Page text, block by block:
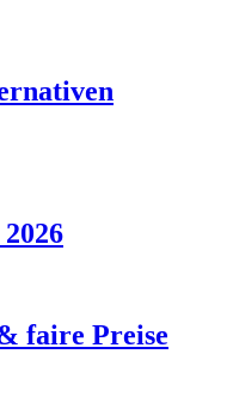
faire Preise